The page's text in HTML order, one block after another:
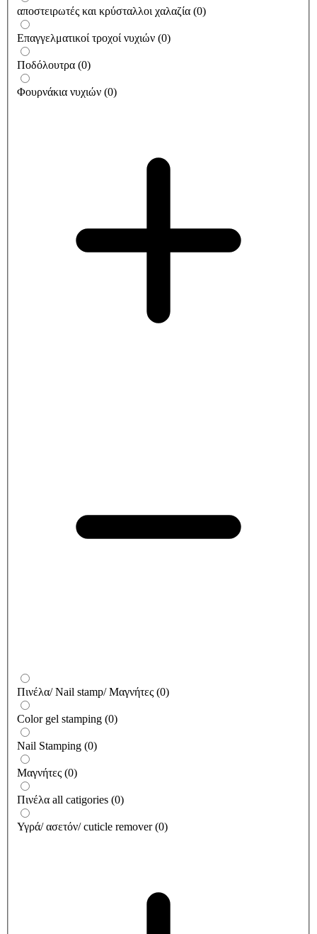
αποστειρωτές και κρύσταλλοι χαλαζία (0)
Επαγγελματικοί τροχοί νυχιών (0)
Ποδόλουτρα (0)
Φουρνάκια νυχιών (0)
Πινέλα/ Nail stamp/ Μαγνήτες (0)
Color gel stamping (0)
Nail Stamping (0)
Μαγνήτες (0)
Πινέλα all catigories (0)
Υγρά/ ασετόν/ cuticle remover (0)